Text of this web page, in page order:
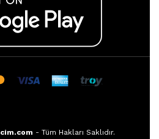
- Tüm Hakları Saklıdır.